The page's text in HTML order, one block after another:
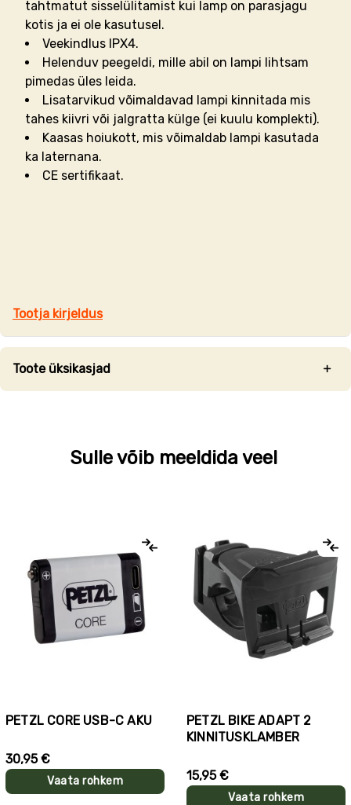
tahtmatut sisselülitamist kui lamp on parasjagu
kotis ja ei ole kasutusel.
Veekindlus IPX4.
Helenduv peegeldi, mille abil on lampi lihtsam
pimedas üles leida.
Lisatarvikud võimaldavad lampi kinnitada mis
tahes kiivri või jalgratta külge (ei kuulu komplekti).
Kaasas hoiukott, mis võimaldab lampi kasutada
ka laternana.
CE sertifikaat.
Tootja kirjeldus
Toote üksikasjad
Sulle võib meeldida veel
PETZL CORE USB-C AKU
30,95 €
Vaata rohkem
PETZL BIKE ADAPT 2
KINNITUSKLAMBER
15,95 €
Vaata rohkem